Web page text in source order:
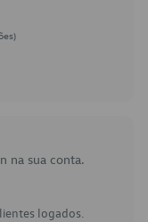
na sua conta.
logados.